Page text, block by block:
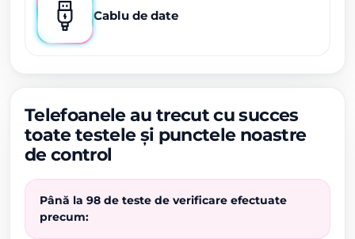
Cablu de date
Telefoanele au trecut cu succes
toate testele și punctele noastre
de control
Până la 98 de teste de verificare efectuate
precum: